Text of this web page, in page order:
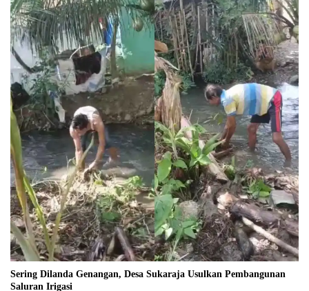
Sering Dilanda Genangan, Desa Sukaraja Usulkan Pembangunan
Saluran Irigasi